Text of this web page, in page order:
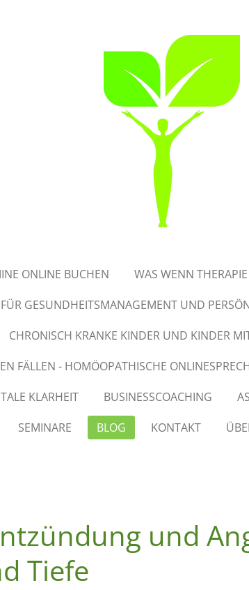
ONLINE BUCHEN
WAS WENN
FÜR GESUNDHEITSMANAGEMENT UND
CHRONISCH KRANKE KINDER UND KINDER
FÄLLEN - HOMÖOPATHISCHE
KLARHEIT BUSINESSCOACHING
SEMINARE
BLOG KONTAKT
und
Tiefe